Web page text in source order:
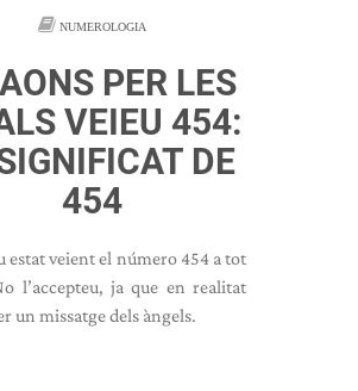
NUMEROLOGIA
PER LES
VEIEU 454:
DE
454
estat veient el número 454 a tot
l’accepteu, ja que en realitat
un missatge dels àngels.